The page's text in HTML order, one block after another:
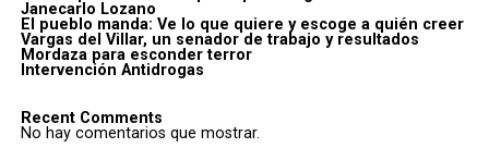
Janecarlo Lozano
El pueblo manda: Ve lo que quiere y escoge a quién creer
Vargas del Villar, un senador de trabajo y resultados
Mordaza para esconder terror
Intervención Antidrogas
Recent Comments
No hay comentarios que mostrar.